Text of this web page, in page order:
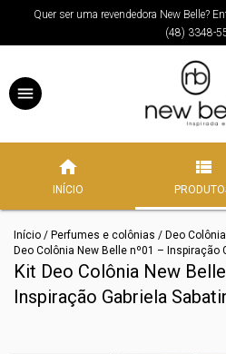
Quer ser uma revendedora New Belle?
(48) 3348-
INÍCIO
Início / Perfumes e colônias / Deo
Deo Colônia New Belle nº01 – Inspiração
Kit Deo Colônia New
Inspiração Gabriela